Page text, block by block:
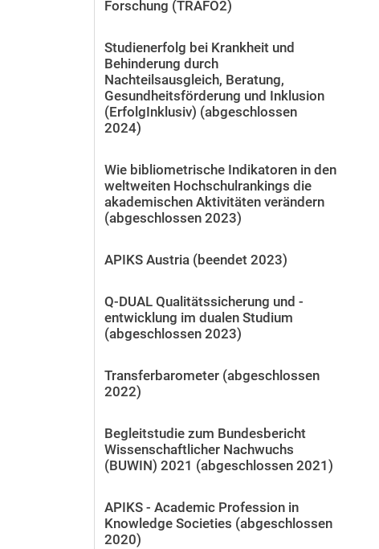
Forschung (TRAFO2)
Studienerfolg bei Krankheit und
Behinderung durch
Nachteilsausgleich, Beratung,
Gesundheitsförderung und Inklusion
(ErfolgInklusiv) (abgeschlossen
2024)
Wie bibliometrische Indikatoren in den
weltweiten Hochschulrankings die
akademischen Aktivitäten verändern
(abgeschlossen 2023)
APIKS Austria (beendet 2023)
Q-DUAL Qualitätssicherung und -
entwicklung im dualen Studium
(abgeschlossen 2023)
Transferbarometer (abgeschlossen
2022)
Begleitstudie zum Bundesbericht
Wissenschaftlicher Nachwuchs
(BUWIN) 2021 (abgeschlossen 2021)
APIKS - Academic Profession in
Knowledge Societies (abgeschlossen
2020)